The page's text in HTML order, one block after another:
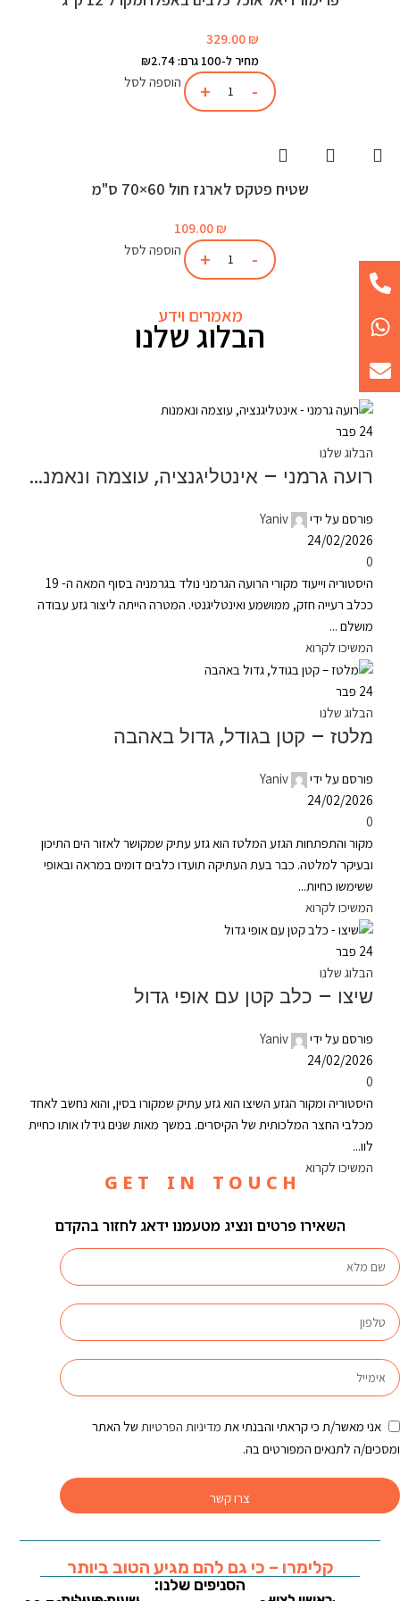
329.00 ₪
מחיר ל-100 גרם: ₪2.74
הוספה לסל
שטיח פטקס לארגז חול 60×70 ס"מ
109.00 ₪
הוספה לסל
מאמרים וידע
הבלוג שלנו
24 פבר
הבלוג שלנו
רועה גרמני – אינטליגנציה, עוצמה ונאמנות
פורסם על ידי
Yaniv
24/02/2026
0
היסטוריה וייעוד מקורי הרועה הגרמני נולד בגרמניה בסוף המאה ה- 19
ככלב רעייה חזק, ממושמע ואינטליגנטי. המטרה הייתה ליצור גזע עבודה
מושלם ...
המשיכו לקרוא
24 פבר
הבלוג שלנו
מלטז – קטן בגודל, גדול באהבה
פורסם על ידי
Yaniv
24/02/2026
0
מקור והתפתחות הגזע המלטז הוא גזע עתיק שמקושר לאזור הים התיכון
ובעיקר למלטה. כבר בעת העתיקה תועדו כלבים דומים במראה ובאופי
ששימשו כחיות...
המשיכו לקרוא
24 פבר
הבלוג שלנו
שיצו – כלב קטן עם אופי גדול
פורסם על ידי
Yaniv
24/02/2026
0
היסטוריה ומקור הגזע השיצו הוא גזע עתיק שמקורו בסין, והוא נחשב לאחד
מכלבי החצר המלכותית של הקיסרים. במשך מאות שנים גידלו אותו כחיית
לוו...
המשיכו לקרוא
G E T I N T O U C H
השאירו פרטים ונציג מטעמנו ידאג לחזור בהקדם
אני מאשר/ת כי קראתי והבנתי את מדיניות הפרטיות של האתר
ומסכים/ה לתנאים המפורטים בה.
צרו קשר
קלימרו – כי גם להם מגיע הטוב ביותר
הסניפים שלנו: